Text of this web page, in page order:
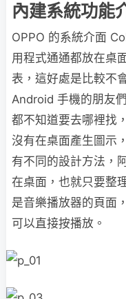
內建系統功能
OPPO 的系統介面
用程式通通都放在桌
表，這好處是比較不
Android 手機的朋友
都不知道要去哪裡找
沒有在桌面產生圖示
有不同的設計方法，
在桌面，也就只要整
是音樂播放器的頁面
可以直接按播放。